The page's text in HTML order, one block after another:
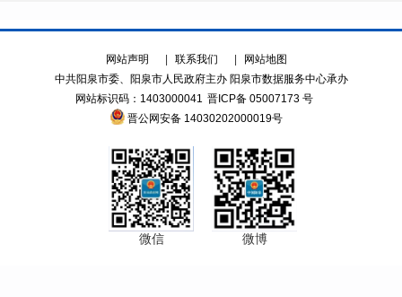
位和各市、县政府负责。以下均需市、县政
府负责，不再一一列出）
（二）加大宣传力度。将安全生产纳入
各级党委宣传计划，在电视台、电台、报纸
等主流媒体开辟专题专栏，利用政府网站、
微信、微博、抖音等新媒体常态化开展宣
传。组织开展安全生产月、消防宣传月、防
灾减灾宣传周等专题活动。深化安全宣传“五